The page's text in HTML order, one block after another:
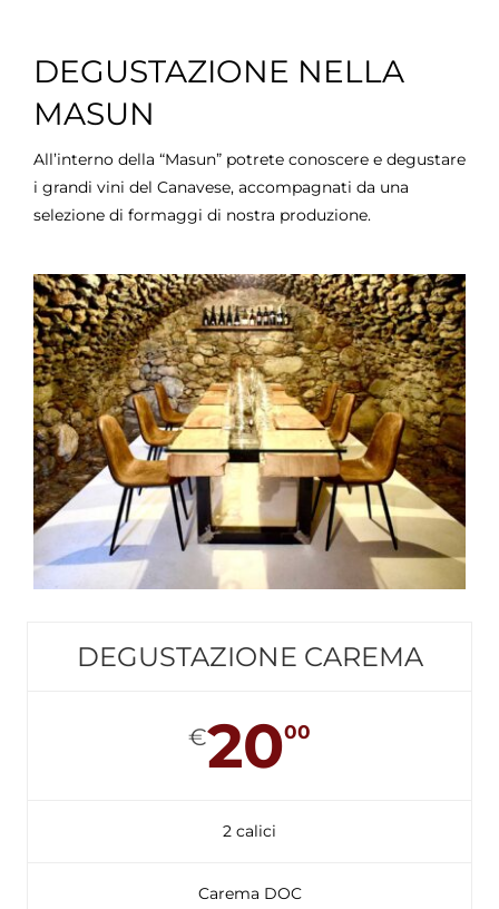
DEGUSTAZIONE NELLA
MASUN
All’interno della “Masun” potrete conoscere e degustare
i grandi vini del Canavese, accompagnati da una
selezione di formaggi di nostra produzione.
DEGUSTAZIONE CAREMA
€2000
2 calici
Carema DOC